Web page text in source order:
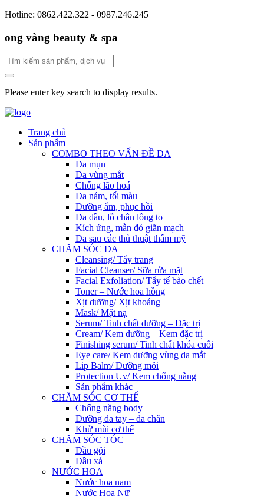
Hotline: 0862.422.322 - 0987.246.245
ong vàng beauty & spa
Please enter key search to display results.
Trang chủ
Sản phẩm
COMBO THEO VẤN ĐỀ DA
Da mụn
Da vùng mắt
Chống lão hoá
Da nám, tối màu
Dưỡng ẩm, phục hồi
Da dầu, lỗ chân lông to
Kích ứng, mẫn đỏ giãn mạch
Da sau các thủ thuật thẩm mỹ
CHĂM SÓC DA
Cleansing/ Tẩy trang
Facial Cleanser/ Sữa rửa mặt
Facial Exfoliation/ Tẩy tế bào chết
Toner – Nước hoa hồng
Xịt dưỡng/ Xịt khoáng
Mask/ Mặt nạ
Serum/ Tinh chất dưỡng – Đặc trị
Cream/ Kem dưỡng – Kem đặc trị
Finishing serum/ Tinh chất khóa cuối
Eye care/ Kem dưỡng vùng da mắt
Lip Balm/ Dưỡng môi
Protection Uv/ Kem chống nắng
Sản phẩm khác
CHĂM SÓC CƠ THỂ
Chống nắng body
Dưỡng da tay – da chân
Khử mùi cơ thể
CHĂM SÓC TÓC
Dầu gội
Dầu xả
NƯỚC HOA
Nước hoa nam
Nước Hoa Nữ